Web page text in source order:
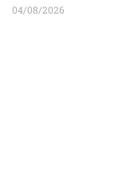
04/08/2026